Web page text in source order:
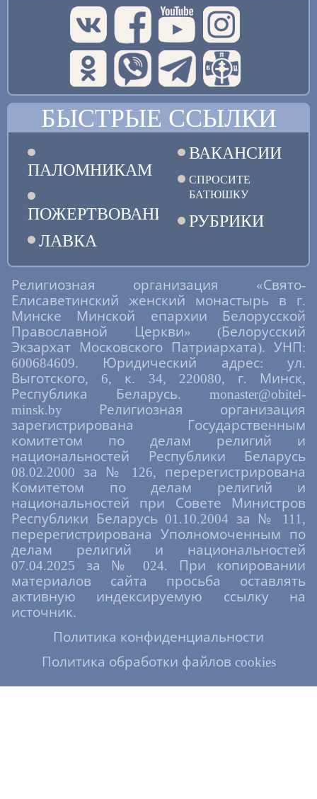
БЫСТРЫЕ ССЫЛКИ
ПАЛОМНИКАМ
ПОЖЕРТВОВАНИЯ
ЛАВКА
ВАКАНСИИ
СПРОСИТЕ
БАТЮШКУ
РУБРИКИ
Религиозная организация «Свято-
Елисаветинский женский монастырь в г.
Минске Минской епархии Белорусской
Православной Церкви» (Белорусский
Экзархат Московского Патриархата). УНП:
600684609. Юридический адрес: ул.
Выготского, 6, к. 34, 220080, г. Минск,
Республика Беларусь. monaster@obitel-
minsk.by Религиозная организация
зарегистрирована Государственным
комитетом по делам религий и
национальностей Республики Беларусь
08.02.2000 за № 126, перерегистрирована
Комитетом по делам религий и
национальностей при Совете Министров
Республики Беларусь 01.10.2004 за № 111,
перерегистрирована Уполномоченным по
делам религий и национальностей
07.04.2025 за № 024. При копировании
материалов сайта просьба оставлять
активную индексируемую ссылку на
источник.
Политика конфиденциальности
Политика обработки файлов cookies